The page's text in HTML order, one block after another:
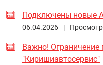
Подключены новые
06.04.2026 |
Важно!
"Киришиавтосервис"